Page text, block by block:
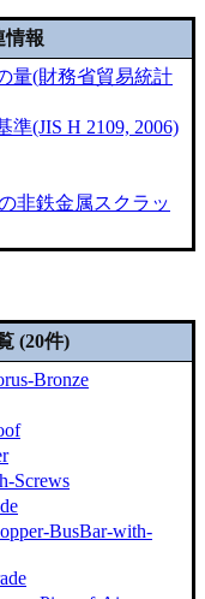
情報
量(財務省貿易統計
(JIS H 2109, 2006)
非鉄金属スクラッ
(20件)
Bronze
Screws
BusBar-with-